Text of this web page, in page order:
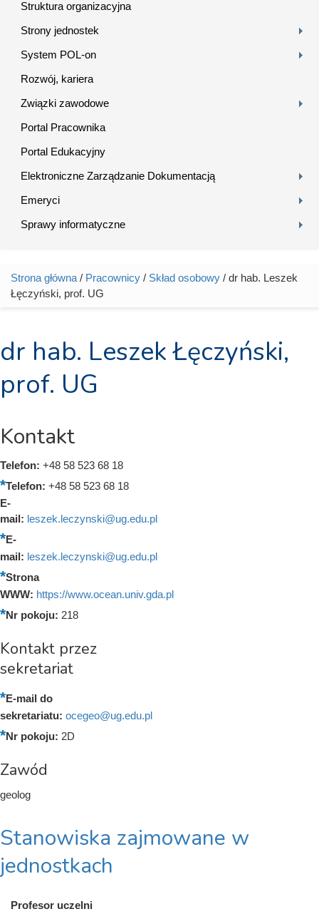
Struktura organizacyjna
Strony jednostek
System POL-on
Rozwój, kariera
Związki zawodowe
Portal Pracownika
Portal Edukacyjny
Elektroniczne Zarządzanie Dokumentacją
Emeryci
Sprawy informatyczne
Jesteś tutaj
Strona główna / Pracownicy / Skład osobowy / dr hab. Leszek
Łęczyński, prof. UG
dr hab. Leszek Łęczyński,
prof. UG
Kontakt
Telefon: +48 58 523 68 18
Telefon: +48 58 523 68 18
E-
mail: leszek.leczynski@ug.edu.pl
E-
mail: leszek.leczynski@ug.edu.pl
Strona
WWW: https://www.ocean.univ.gda.pl
Nr pokoju: 218
Kontakt przez
sekretariat
E-mail do
sekretariatu: ocegeo@ug.edu.pl
Nr pokoju: 2D
Zawód
geolog
Stanowiska zajmowane w
jednostkach
Profesor uczelni